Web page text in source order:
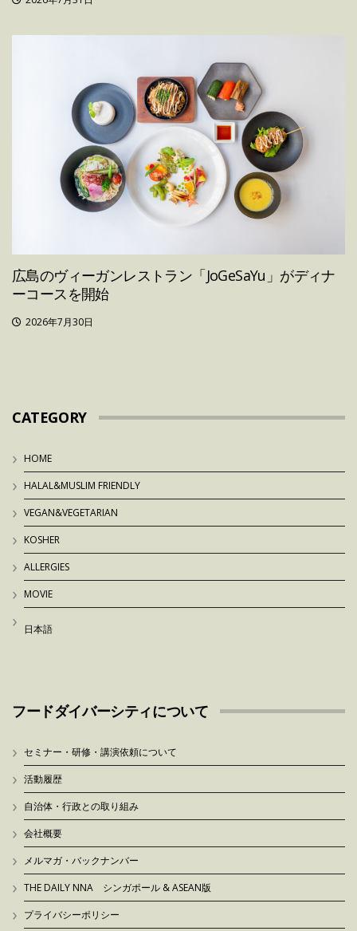
広島のヴィーガンレストラン「JoGeSaYu」がディナ
ーコースを開始
2026年7月30日
CATEGORY
HOME
HALAL&MUSLIM FRIENDLY
VEGAN&VEGETARIAN
KOSHER
ALLERGIES
MOVIE
日本語
フードダイバーシティについて
セミナー・研修・講演依頼について
活動履歴
自治体・行政との取り組み
会社概要
メルマガ・バックナンバー
THE DAILY NNA シンガポール & ASEAN版
プライバシーポリシー